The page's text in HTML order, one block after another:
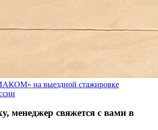
на выездной стажировке
менеджер свяжется с вами в